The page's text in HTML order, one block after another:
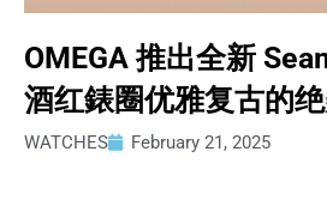
OMEGA 推出全新
酒红錶圈优雅复古的绝
WATCHES February 21, 2025